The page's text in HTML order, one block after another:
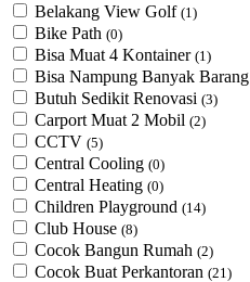
Belakang View Golf (1)
Bike Path (0)
Bisa Muat 4 Kontainer (1)
Bisa Nampung Banyak Barang
Butuh Sedikit Renovasi (3)
Carport Muat 2 Mobil (2)
CCTV (5)
Central Cooling (0)
Central Heating (0)
Children Playground (14)
Club House (8)
Cocok Bangun Rumah (2)
Cocok Buat Perkantoran (21)